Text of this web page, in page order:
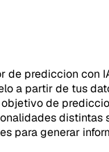
de prediccion con
a partir de tus
de
distintas
para generar